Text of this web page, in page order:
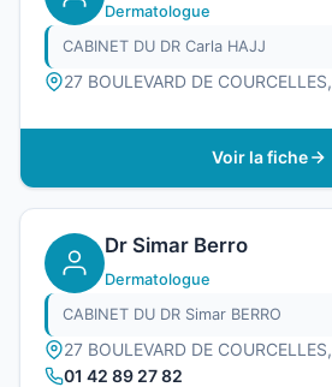
Dermatologue
CABINET DU DR Carla HAJJ
27 BOULEVARD DE COURCELLES,
Voir la fiche
Dr Simar Berro
Dermatologue
CABINET DU DR Simar BERRO
27 BOULEVARD DE COURCELLES,
01 42 89 27 82